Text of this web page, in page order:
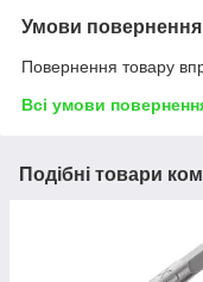
Умови повернення
Повернення товару
Всі умови
Подібні товари